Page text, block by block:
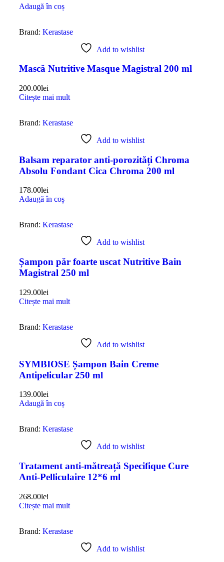
Adaugă în coș
Brand: Kerastase
Add to wishlist
Mască Nutritive Masque Magistral 200 ml
200.00lei
Citește mai mult
Brand: Kerastase
Add to wishlist
Balsam reparator anti-porozități Chroma
Absolu Fondant Cica Chroma 200 ml
178.00lei
Adaugă în coș
Brand: Kerastase
Add to wishlist
Șampon păr foarte uscat Nutritive Bain
Magistral 250 ml
129.00lei
Citește mai mult
Brand: Kerastase
Add to wishlist
SYMBIOSE Șampon Bain Creme
Antipelicular 250 ml
139.00lei
Adaugă în coș
Brand: Kerastase
Add to wishlist
Tratament anti-mătreață Specifique Cure
Anti-Pelliculaire 12*6 ml
268.00lei
Citește mai mult
Brand: Kerastase
Add to wishlist